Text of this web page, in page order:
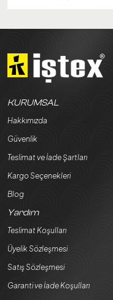
KURUMSAL
Hakkımızda
Güvenlik
Teslimat ve İade Şartları
Kargo Seçenekleri
Blog
Yardım
Teslimat Koşulları
Üyelik Sözleşmesi
Satış Sözleşmesi
Garanti ve İade Koşulları